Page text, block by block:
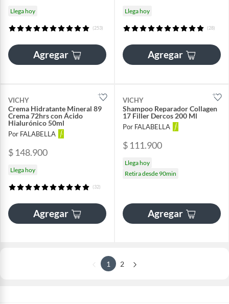
Llega hoy
(253)
Agregar
Llega hoy
(28)
Agregar
VICHY
Crema Hidratante Mineral 89
Crema 72hrs con Ácido
Hialurónico 50ml
Por FALABELLA
$ 148.900
Llega hoy
(32)
Agregar
VICHY
Shampoo Reparador Collagen
17 Filler Dercos 200 Ml
Por FALABELLA
$ 111.900
Llega hoy
Retira desde 90min
Agregar
1 2